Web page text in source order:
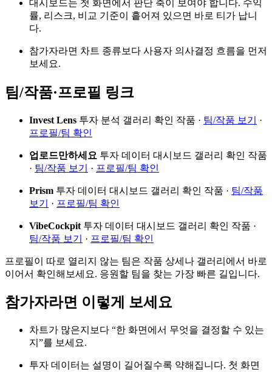
대시보드는 첫 화면에서 판단 축이 보여야 합니다. 수익
률, 리스크, 비교 기준이 흩어져 있으면 바로 티가 납니
다.
참가자라면 차트 종류보다 사용자 의사결정 흐름을 먼저
보세요.
팀/작품·프로필 링크
Invest Lens 투자 분석 갤러리 확인 작품 · 팀/작품 보기
·
프로필/팀 확인
업로드만하세요 투자 데이터 대시보드 갤러리 확인 작품
· 팀/작품 보기 · 프로필/팀 확인
Prism 투자 데이터 대시보드 갤러리 확인 작품 · 팀/작품
보기
· 프로필/팀 확인
VibeCockpit 투자 데이터 대시보드 갤러리 확인 작품 ·
팀/작품 보기
· 프로필/팀 확인
프로필이 따로 열리지 않는 팀은 작품 상세나 갤러리에서 바로
이어서 확인해보세요. 응원할 팀을 찾는 가장 빠른 길입니다.
참가자라면 이렇게 보세요
차트가 많은지보다 “한 화면에서 무엇을 결정할 수 있는
지”를 보세요.
투자 데이터는 설명이 길어질수록 약해집니다. 첫 화면